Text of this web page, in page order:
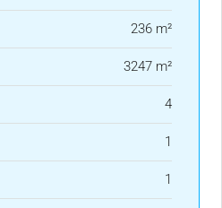
236 m²
3247 m²
4
1
1